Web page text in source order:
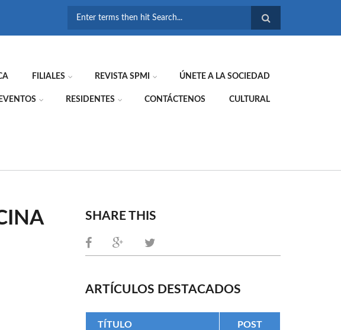
FILIALES REVISTA SPMI ÚNETE A LA SOCIEDAD
EVENTOS RESIDENTES CONTÁCTENOS CULTURAL
SHARE THIS
ARTÍCULOS DESTACADOS
TÍTULO
POST